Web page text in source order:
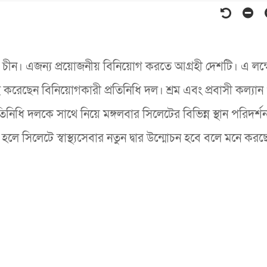
এজন্য প্রয়োজনীয় বিনিয়োগ করতে আগ্রহী দেশটি। এ
করেছেন বিনিয়োগকারী প্রতিনিধি দল। শ্রম এবং প্রবাসী
দলকে সাথে নিয়ে মঙ্গলবার সিলেটের বিভিন্ন স্থান
সিলেটে স্বাস্থ্যসেবার নতুন দ্বার উন্মোচন হবে বলে মনে